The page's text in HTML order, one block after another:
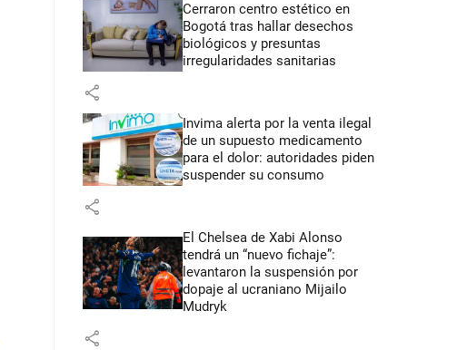
Cerraron centro estético en
Bogotá tras hallar desechos
biológicos y presuntas
irregularidades sanitarias
share
Invima alerta por la venta ilegal
de un supuesto medicamento
para el dolor: autoridades piden
suspender su consumo
share
El Chelsea de Xabi Alonso
tendrá un “nuevo fichaje”:
levantaron la suspensión por
dopaje al ucraniano Mijailo
Mudryk
share